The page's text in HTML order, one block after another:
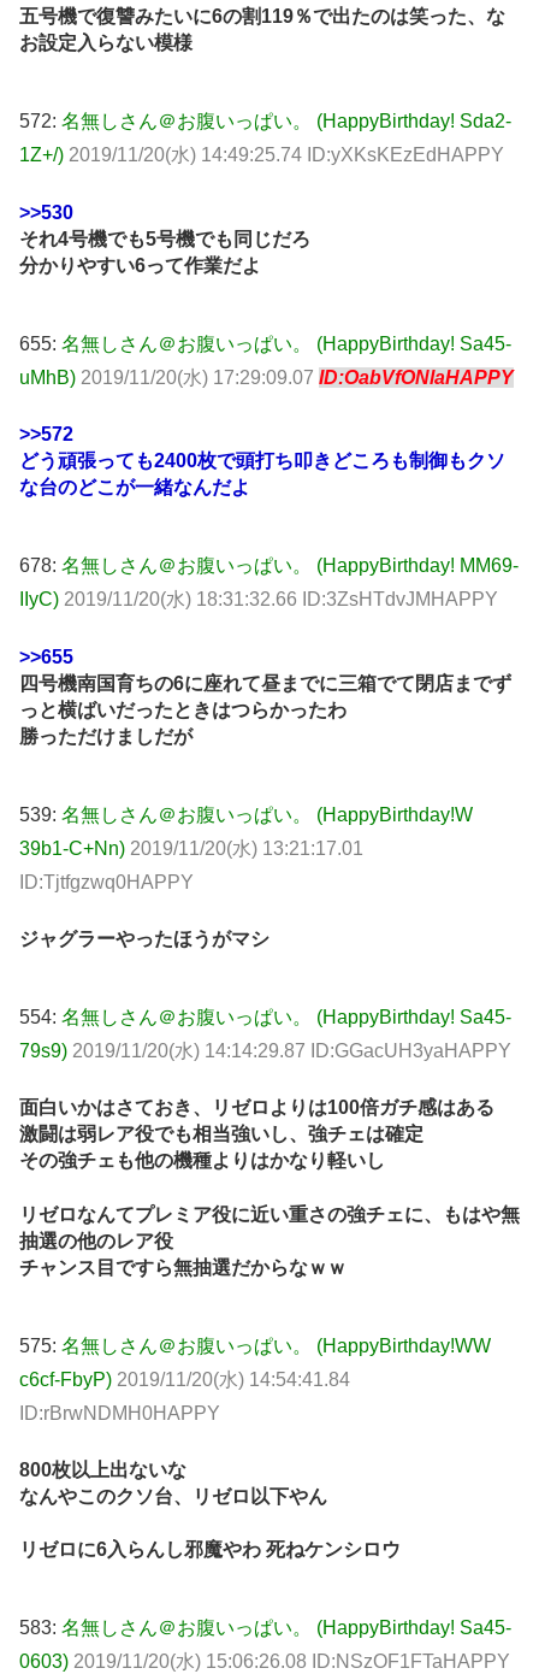
五号機で復讐みたいに6の割119％で出たのは笑った、な
お設定入らない模様
572: 名無しさん＠お腹いっぱい。 (HappyBirthday! Sda2-
1Z+/) 2019/11/20(水) 14:49:25.74 ID:yXKsKEzEdHAPPY
>>530
それ4号機でも5号機でも同じだろ
分かりやすい6って作業だよ
655: 名無しさん＠お腹いっぱい。 (HappyBirthday! Sa45-
uMhB) 2019/11/20(水) 17:29:09.07 ID:OabVfONlaHAPPY
>>572
どう頑張っても2400枚で頭打ち叩きどころも制御もクソ
な台のどこが一緒なんだよ
678: 名無しさん＠お腹いっぱい。 (HappyBirthday! MM69-
IIyC) 2019/11/20(水) 18:31:32.66 ID:3ZsHTdvJMHAPPY
>>655
四号機南国育ちの6に座れて昼までに三箱でて閉店までず
っと横ばいだったときはつらかったわ
勝っただけましだが
539: 名無しさん＠お腹いっぱい。 (HappyBirthday!W
39b1-C+Nn) 2019/11/20(水) 13:21:17.01
ID:Tjtfgzwq0HAPPY
ジャグラーやったほうがマシ
554: 名無しさん＠お腹いっぱい。 (HappyBirthday! Sa45-
79s9) 2019/11/20(水) 14:14:29.87 ID:GGacUH3yaHAPPY
面白いかはさておき、リゼロよりは100倍ガチ感はある
激闘は弱レア役でも相当強いし、強チェは確定
その強チェも他の機種よりはかなり軽いし
リゼロなんてプレミア役に近い重さの強チェに、もはや無
抽選の他のレア役
チャンス目ですら無抽選だからなｗｗ
575: 名無しさん＠お腹いっぱい。 (HappyBirthday!WW
c6cf-FbyP) 2019/11/20(水) 14:54:41.84
ID:rBrwNDMH0HAPPY
800枚以上出ないな
なんやこのクソ台、リゼロ以下やん
リゼロに6入らんし邪魔やわ 死ねケンシロウ
583: 名無しさん＠お腹いっぱい。 (HappyBirthday! Sa45-
0603) 2019/11/20(水) 15:06:26.08 ID:NSzOF1FTaHAPPY